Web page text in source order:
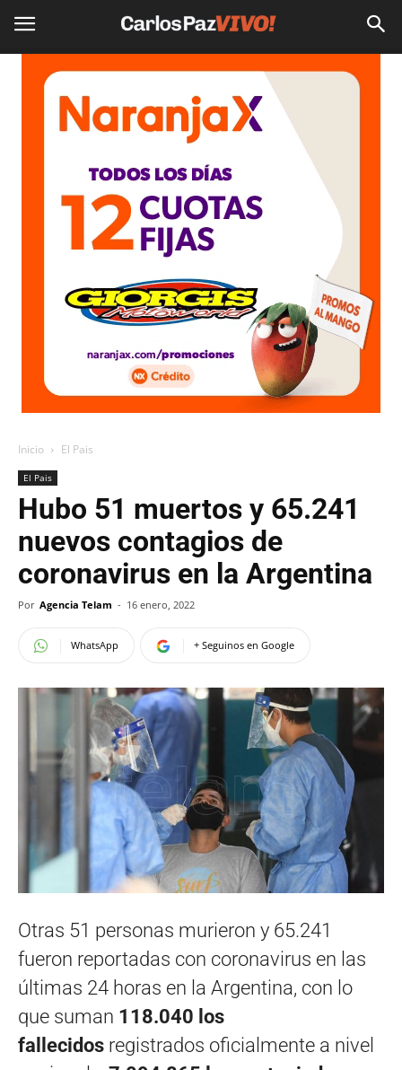
Inicio El Pais
El Pais
Hubo 51 muertos y 65.241
nuevos contagios de
coronavirus en la Argentina
Por Agencia Telam - 16 enero, 2022
WhatsApp + Seguinos en Google
Otras 51 personas murieron y 65.241
fueron reportadas con coronavirus en las
últimas 24 horas en la Argentina, con lo
que suman 118.040 los
fallecidos registrados oficialmente a nivel